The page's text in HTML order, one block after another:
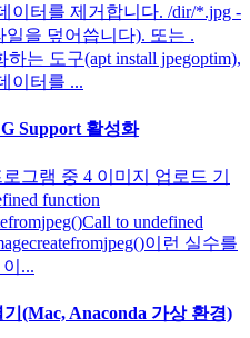
이터를 제거합니다. /dir/*.jpg -
을 덮어씁니다). 또는 .
는 도구(apt install jpegoptim),
이터를 ...
Support 활성화
그램 중 4 이미지 업로드 기
function
to undefined
이런 실수를
...
(Mac, Anaconda 가상 환경)